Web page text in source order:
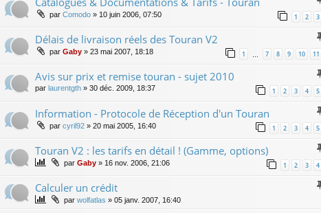
par Comodo » 10 juin 2006, 07:50 1 2 3
Délais de livraison réels des Touran V2
par Gaby » 23 mai 2007, 18:18 1 7 8 9 10 11
Avis sur prix et remise touran - sujet 2010
par laurentgth » 30 déc. 2009, 18:37 1 2 3 4 5
Information - Protocole de Réception d'un Touran
par cyril92 » 20 mai 2005, 16:40 1 2 3 4 5
Touran V2 : les tarifs en détail ! (Gamme, options)
par Gaby » 16 nov. 2006, 21:06 1 2 3 4
Calculer un crédit
par wolfatlas » 05 janv. 2007, 16:40